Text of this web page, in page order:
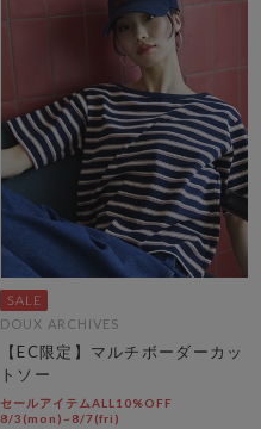
DOUX ARCHIVES
【EC限定】マルチボーダーカッ
トソー
セールアイテムALL10%OFF
8/3(mon)~8/7(fri)